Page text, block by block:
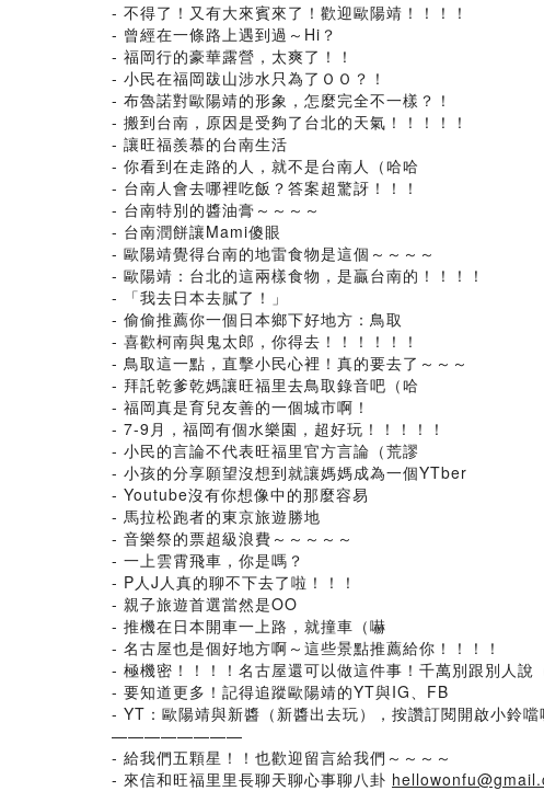
- 不得了！又有大來賓來了！歡迎歐陽靖！！！！
- 曾經在一條路上遇到過～Hi？
- 福岡行的豪華露營，太爽了！！
- 小民在福岡跋山涉水只為了ＯＯ？！
- 布魯諾對歐陽靖的形象，怎麼完全不一樣？！
- 搬到台南，原因是受夠了台北的天氣！！！！！
- 讓旺福羨慕的台南生活
- 你看到在走路的人，就不是台南人（哈哈
- 台南人會去哪裡吃飯？答案超驚訝！！！
- 台南特別的醬油膏～～～～
- 台南潤餅讓Mami傻眼
- 歐陽靖覺得台南的地雷食物是這個～～～～
- 歐陽靖：台北的這兩樣食物，是贏台南的！！！！
- 「我去日本去膩了！」
- 偷偷推薦你一個日本鄉下好地方：鳥取
- 喜歡柯南與鬼太郎，你得去！！！！！！
- 鳥取這一點，直擊小民心裡！真的要去了～～～
- 拜託乾爹乾媽讓旺福里去鳥取錄音吧（哈
- 福岡真是育兒友善的一個城市啊！
- 7-9月，福岡有個水樂園，超好玩！！！！！
- 小民的言論不代表旺福里官方言論（荒謬
- 小孩的分享願望沒想到就讓媽媽成為一個YTber
- Youtube沒有你想像中的那麼容易
- 馬拉松跑者的東京旅遊勝地
- 音樂祭的票超級浪費～～～～～
- 一上雲霄飛車，你是嗎？
- P人J人真的聊不下去了啦！！！
- 親子旅遊首選當然是OO
- 推機在日本開車一上路，就撞車（嚇
- 名古屋也是個好地方啊～這些景點推薦給你！！！！
- 極機密！！！！名古屋還可以做這件事！千萬別跟別人說
- 要知道更多！記得追蹤歐陽靖的YT與IG、FB
- YT：歐陽靖與新醬（新醬出去玩），按讚訂閱開啟小鈴噹
————————
- 給我們五顆星！！也歡迎留言給我們～～～～
- 來信和旺福里里長聊天聊心事聊八卦